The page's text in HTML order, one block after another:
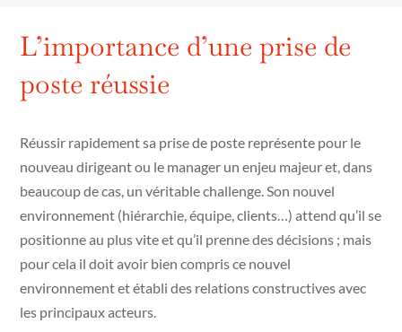
L’importance d’une prise de
poste réussie
Réussir rapidement sa prise de poste représente pour le
nouveau dirigeant ou le manager un enjeu majeur et, dans
beaucoup de cas, un véritable challenge. Son nouvel
environnement (hiérarchie, équipe, clients…) attend qu’il se
positionne au plus vite et qu’il prenne des décisions ; mais
pour cela il doit avoir bien compris ce nouvel
environnement et établi des relations constructives avec
les principaux acteurs.